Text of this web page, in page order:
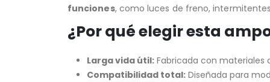
funciones, como luces de freno,
¿Por qué elegir esta
Larga vida útil: Fabricada con materiales
Compatibilidad total: Diseñada para